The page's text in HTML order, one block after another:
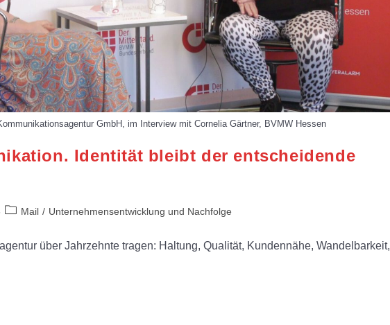
GmbH, im Interview mit Cornelia Gärtner, BVMW Hessen
Identität bleibt der entscheidende
Mail / Unternehmensentwicklung und Nachfolge
über Jahrzehnte tragen: Haltung, Qualität, Kundennähe, Wandelbarkeit,